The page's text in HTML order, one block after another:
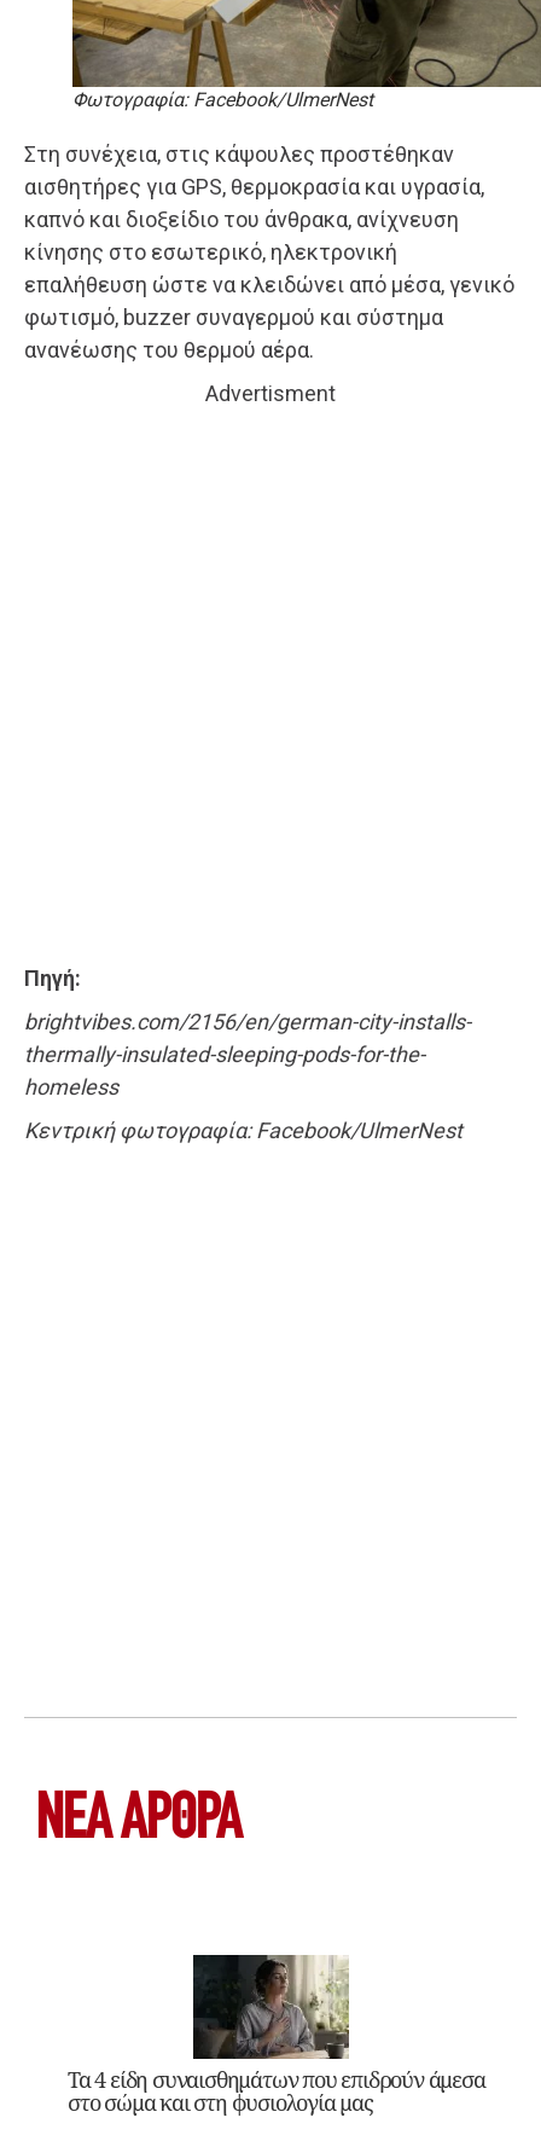
Φωτογραφία: Facebook/UlmerNest
Στη συνέχεια, στις κάψουλες προστέθηκαν
αισθητήρες για GPS, θερμοκρασία και υγρασία,
καπνό και διοξείδιο του άνθρακα, ανίχνευση
κίνησης στο εσωτερικό, ηλεκτρονική
επαλήθευση ώστε να κλειδώνει από μέσα, γενικό
φωτισμό, buzzer συναγερμού και σύστημα
ανανέωσης του θερμού αέρα.
Advertisment
Πηγή:
brightvibes.com/2156/en/german-city-installs-
thermally-insulated-sleeping-pods-for-the-
homeless
Κεντρική φωτογραφία: Facebook/UlmerNest
ΝΕΑ ΆΡΘΡΑ
Τα 4 είδη συναισθημάτων που επιδρούν άμεσα
στο σώμα και στη φυσιολογία μας